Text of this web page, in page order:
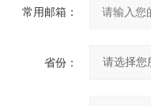
常用邮箱：
省份：